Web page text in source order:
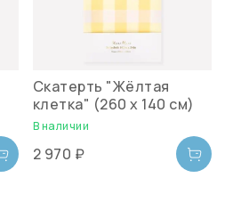
Скатерть "Жёлтая
клетка" (260 х 140 см)
В наличии
2 970 ₽